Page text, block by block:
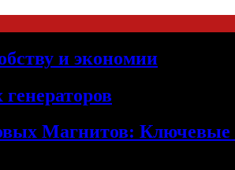
и экономии
Магнитов: